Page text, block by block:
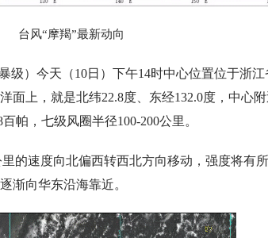
台风“摩羯”最新动向
级）今天（10日）下午14时中心位置位于浙
面上，就是北纬22.8度、东经132.0度，中心
帕，七级风圈半径100-200公里。
的速度向北偏西转西北方向移动，强度将有
渐向华东沿海靠近。